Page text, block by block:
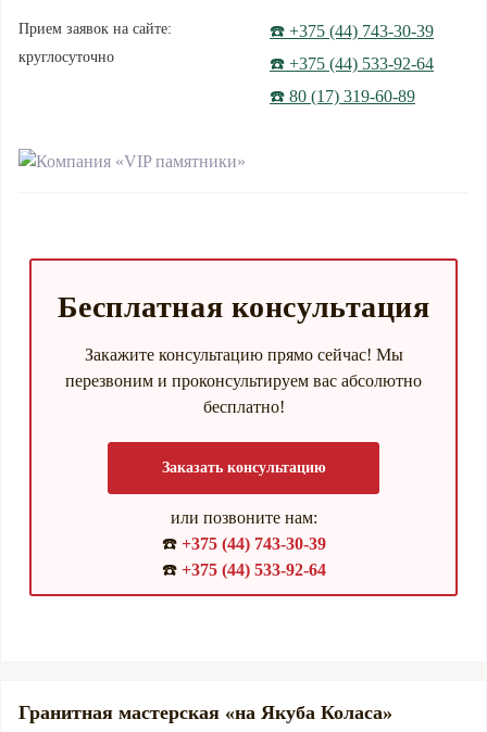
Прием заявок на сайте:
круглосуточно
☎️ +375 (44) 743-30-39
☎️ +375 (44) 533-92-64
☎️ 80 (17) 319-60-89
Бесплатная консультация
Закажите консультацию прямо сейчас! Мы
перезвоним и проконсультируем вас абсолютно
бесплатно!
Заказать консультацию
или позвоните нам:
☎️ +375 (44) 743-30-39
☎️ +375 (44) 533-92-64
Гранитная мастерская «на Якуба Коласа»